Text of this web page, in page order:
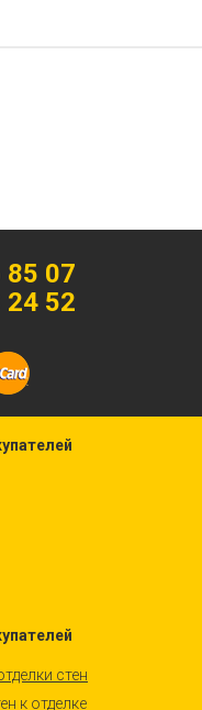
85 07
24 52
стен
к отделке